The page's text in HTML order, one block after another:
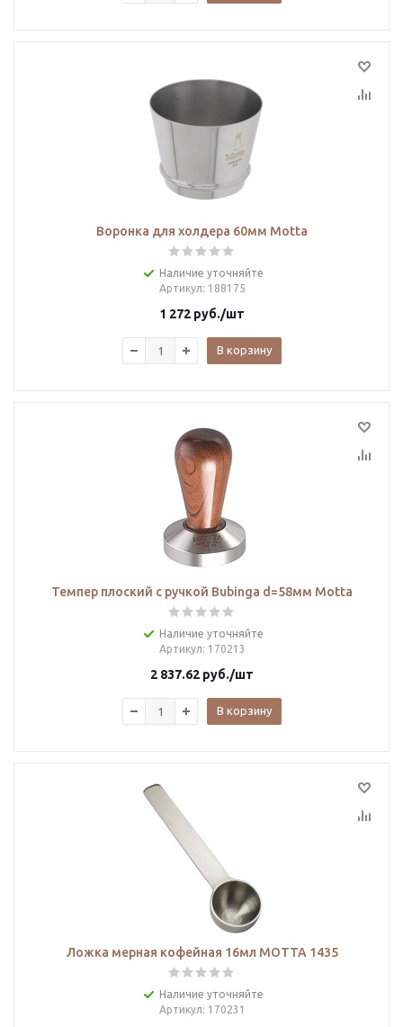
Воронка для холдера 60мм Motta
Наличие уточняйте
Артикул: 188175
1 272 руб./шт
В корзину
Темпер плоский с ручкой Bubinga d=58мм Motta
Наличие уточняйте
Артикул: 170213
2 837.62 руб./шт
В корзину
Ложка мерная кофейная 16мл MOTTA 1435
Наличие уточняйте
Артикул: 170231